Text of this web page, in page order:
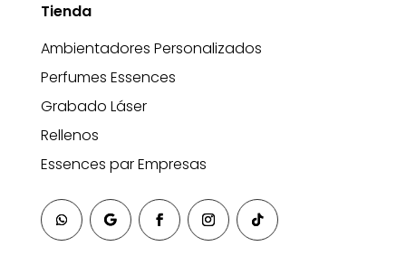
Tienda
Ambientadores Personalizados
Perfumes Essences
Grabado Láser
Rellenos
Essences par Empresas